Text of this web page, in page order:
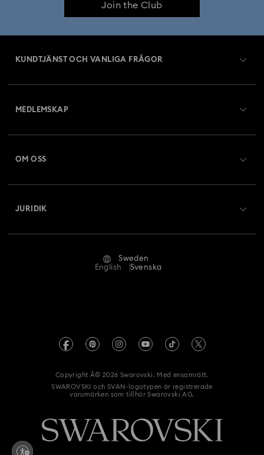
Join the Club
KUNDTJÄNST OCH VANLIGA FRÅGOR
Returer och byten
Reparationsstatus
MEDLEMSKAP
OM OSS
Uppförandekod
JURIDIK
REACH-information
Samtyckesmeddelande gällande dataskydd
Sweden
English
Svenska
Copyright Â© 2026 Swarovski. Med ensamrätt.
SWAROVSKI och SVAN-logotypen är registrerade
varumärken som tillhör Swarovski AG.